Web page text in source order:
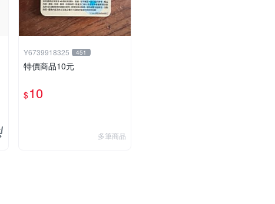
Y6739918325 451
特價商品10元
$10
多筆商品